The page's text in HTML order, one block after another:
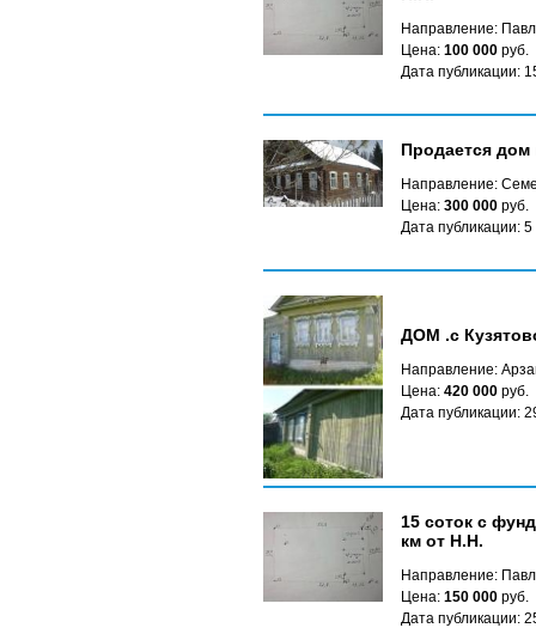
Направление:
Цена: 100 000 руб.
Дата публикации:
Продается дом
Направление:
Цена: 300 000 руб.
Дата публикации:
ДОМ .с
Направление:
Цена: 420 000 руб.
Дата публикации:
15 соток с
км от Н.Н.
Направление:
Цена: 150 000 руб.
Дата публикации: